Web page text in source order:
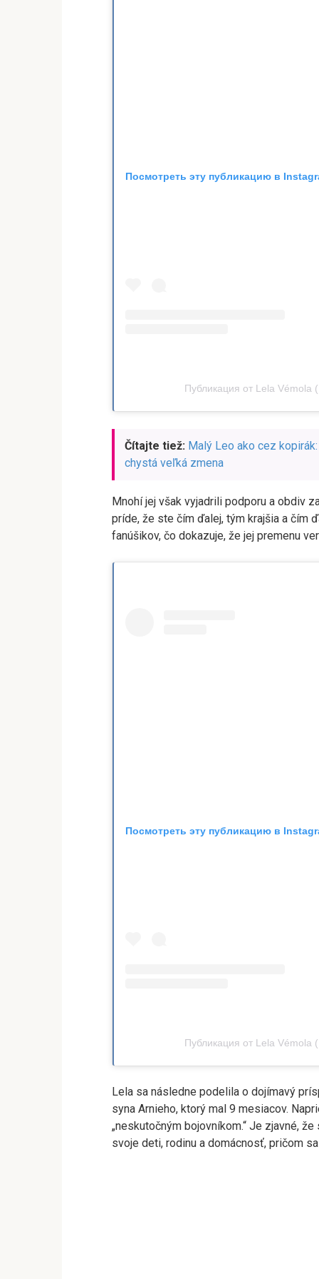
Посмотреть эту публикацию в
Публикация от Lela Vémola
Čítajte tiež: Malý Leo ako cez
chystá veľká zmena
Mnohí jej však vyjadrili podporu a obdiv
príde, že ste čím ďalej, tým krajšia a čím
fanúšikov, čo dokazuje, že jej premenu
Посмотреть эту публикацию в
Публикация от Lela Vémola
Lela sa následne podelila o dojímavý
syna Arnieho, ktorý mal 9 mesiacov.
„neskutočným bojovníkom.“ Je zjavné,
svoje deti, rodinu a domácnosť, pričom